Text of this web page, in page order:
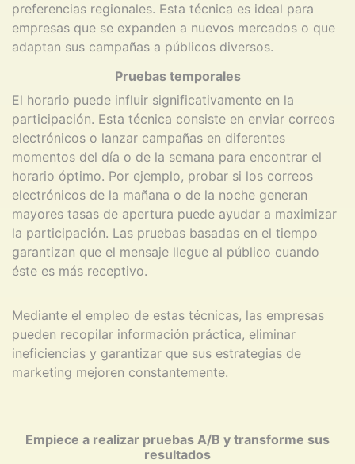
preferencias regionales. Esta técnica es ideal para
empresas que se expanden a nuevos mercados o que
adaptan sus campañas a públicos diversos.
Pruebas temporales
El horario puede influir significativamente en la
participación. Esta técnica consiste en enviar correos
electrónicos o lanzar campañas en diferentes
momentos del día o de la semana para encontrar el
horario óptimo. Por ejemplo, probar si los correos
electrónicos de la mañana o de la noche generan
mayores tasas de apertura puede ayudar a maximizar
la participación. Las pruebas basadas en el tiempo
garantizan que el mensaje llegue al público cuando
éste es más receptivo.
Mediante el empleo de estas técnicas, las empresas
pueden recopilar información práctica, eliminar
ineficiencias y garantizar que sus estrategias de
marketing mejoren constantemente.
Empiece a realizar pruebas A/B y transforme sus
resultados